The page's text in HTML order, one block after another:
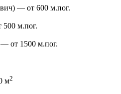
— от 600 м.пог.
м.пог.
— от 1500 м.пог.
м2